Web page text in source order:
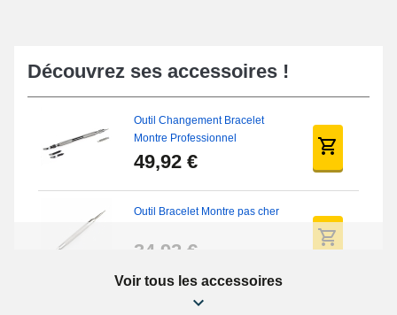
Découvrez ses accessoires !
Outil Changement Bracelet
Montre Professionnel
49,92 €
Outil Bracelet Montre pas cher
34,92 €
Kit Réparation Montre Débutant
Voir tous les accessoires